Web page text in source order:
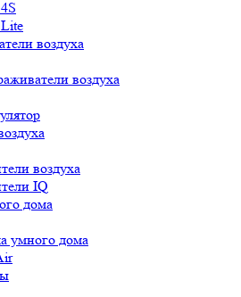
воздуха
воздуха
воздуха
IQ
дома
умного дома